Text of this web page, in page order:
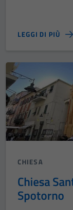
LEGGI DI PIÙ
CHIESA
Chiesa
Spotorno